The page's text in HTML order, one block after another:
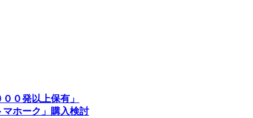
０発以上保有」
ホーク」購入検討